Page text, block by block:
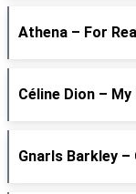
Athena – For
Céline Dion –
Gnarls Barkley –